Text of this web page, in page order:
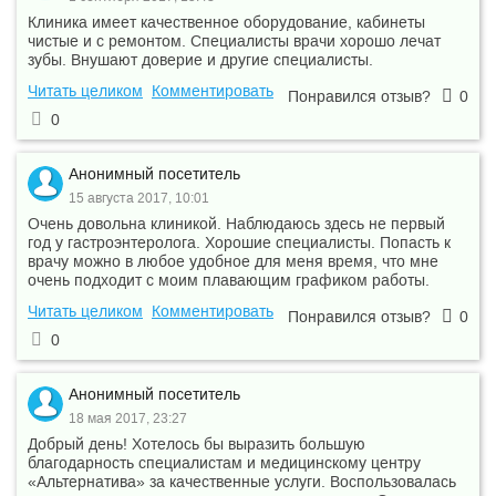
хо28
Наложение асептической повязки
большой с хирургической
обработкой раны
4 514 ₽
хо25
Наложение асептической повязки
большой с применением "повязки
доктора Брайтона"
хо87
Наложение гипсовой лонгеты
большой
хо89
Наложение гипсовой повязки
большой
2 738 ₽
Наложение асептической повязки
раны
более 5-ти см
хо33
Наложение вторичных швов с
хо58 Удаление инородного тела из раны
хо59
Удаление инородного тела из
глубокой раны до 2-х см
1 591 ₽
Клиника имеет качественное оборудование, кабинеты
чистые и с ремонтом. Специалисты врачи хорошо лечат
зубы. Внушают доверие и другие специалисты.
Читать целиком
Комментировать Понравился отзыв?
0
0
Анонимный посетитель
15 августа 2017, 10:01
Очень довольна клиникой. Наблюдаюсь здесь не первый
год у гастроэнтеролога. Хорошие специалисты. Попасть к
врачу можно в любое удобное для меня время, что мне
очень подходит с моим плавающим графиком работы.
Читать целиком
Комментировать Понравился отзыв?
0
0
Анонимный посетитель
18 мая 2017, 23:27
Добрый день! Хотелось бы выразить большую
благодарность специалистам и медицинскому центру
«Альтернатива» за качественные услуги. Воспользовалась